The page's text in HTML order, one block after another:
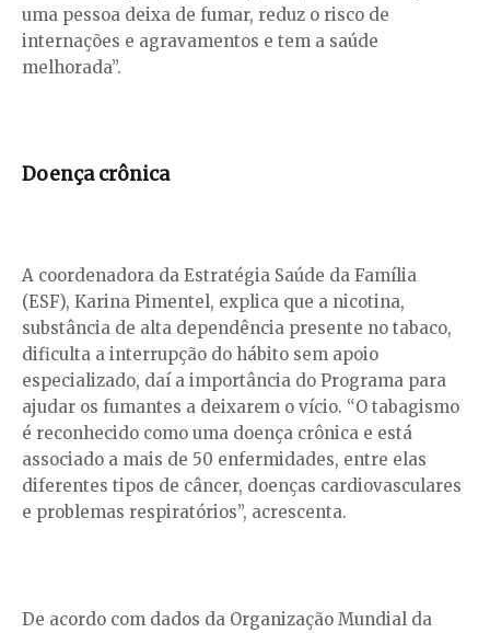
uma pessoa deixa de fumar, reduz o risco de
internações e agravamentos e tem a saúde
melhorada”.
Doença crônica
A coordenadora da Estratégia Saúde da Família
(ESF), Karina Pimentel, explica que a nicotina,
substância de alta dependência presente no tabaco,
dificulta a interrupção do hábito sem apoio
especializado, daí a importância do Programa para
ajudar os fumantes a deixarem o vício. “O tabagismo
é reconhecido como uma doença crônica e está
associado a mais de 50 enfermidades, entre elas
diferentes tipos de câncer, doenças cardiovasculares
e problemas respiratórios”, acrescenta.
De acordo com dados da Organização Mundial da